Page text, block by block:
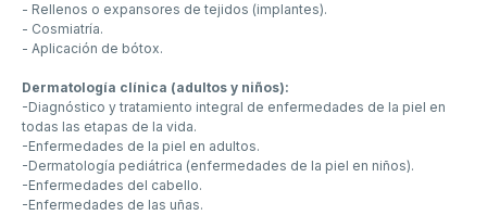
- Rellenos o expansores de tejidos (implantes).
- Cosmiatría.
- Aplicación de bótox.
Dermatología clínica (adultos y niños):
-Diagnóstico y tratamiento integral de enfermedades de la piel en
todas las etapas de la vida.
-Enfermedades de la piel en adultos.
-Dermatología pediátrica (enfermedades de la piel en niños).
-Enfermedades del cabello.
-Enfermedades de las uñas.